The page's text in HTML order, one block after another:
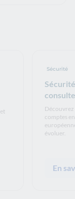
Sécurité
Découvrez
comptes
évoluer.
En